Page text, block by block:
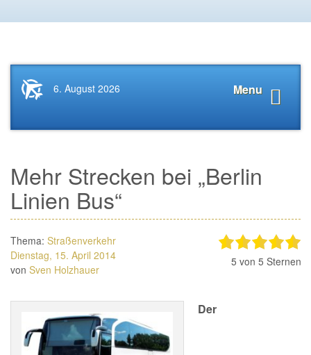
Startseite
News.Tourismus.com
Menu
6. August 2026
Mehr Strecken bei „Berlin
Linien Bus“
Thema: Straßenverkehr
Dienstag, 15. April 2014
von Sven Holzhauer
5 von 5 Sternen
Der